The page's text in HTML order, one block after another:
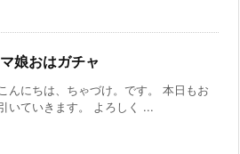
娘おはガチャ
んにちは、ちゃづけ。です。 本日もお
いていきます。 よろしく ...